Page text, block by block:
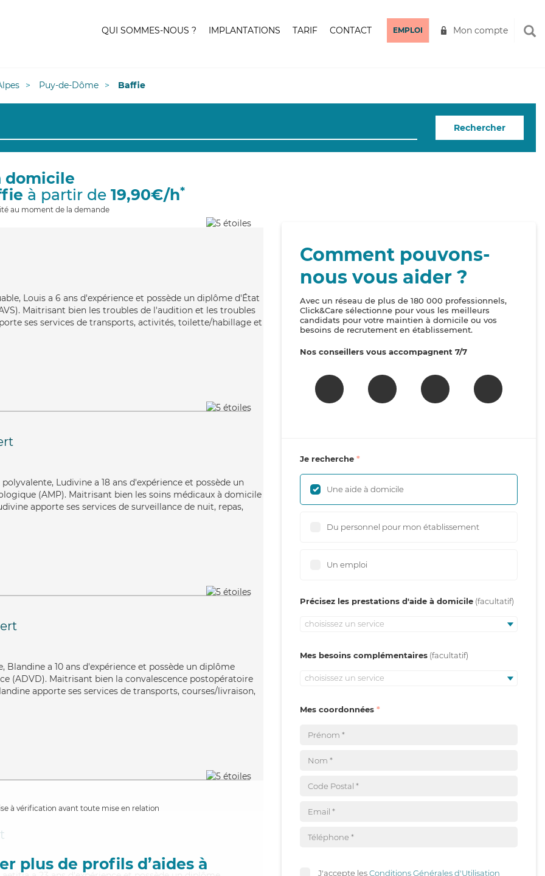
QUI SOMMES-NOUS ? IMPLANTATIONS TARIF CONTACT EMPLOI Mon compte
Puy-de-Dôme Baffie
Rechercher
domicile
à partir de 19,90€/h*
au moment de la demande
Louis a 6 ans d'expérience et possède un diplôme d'État
Maitrisant bien les troubles de l'audition et les troubles
ses services de transports, activités, toilette/habillage et
Ludivine a 18 ans d'expérience et possède un
(AMP). Maitrisant bien les soins médicaux à domicile
apporte ses services de surveillance de nuit, repas,
Blandine a 10 ans d'expérience et possède un diplôme
(ADVD). Maitrisant bien la convalescence postopératoire
apporte ses services de transports, courses/livraison,
à vérification avant toute mise en relation
plus de profils d’aides à
Comment pouvons-
nous vous aider ?
Avec un réseau de plus de 180 000 professionnels,
Click&Care sélectionne pour vous les meilleurs
candidats pour votre maintien à domicile ou vos
besoins de recrutement en établissement.
Nos conseillers vous accompagnent 7/7
Je recherche
Une aide à domicile
Du personnel pour mon établissement
Un emploi
Précisez les prestations d'aide à domicile
choisissez un service
Mes besoins complémentaires
choisissez un service
Mes coordonnées
J'accepte lesConditions Générales d'Utilisation